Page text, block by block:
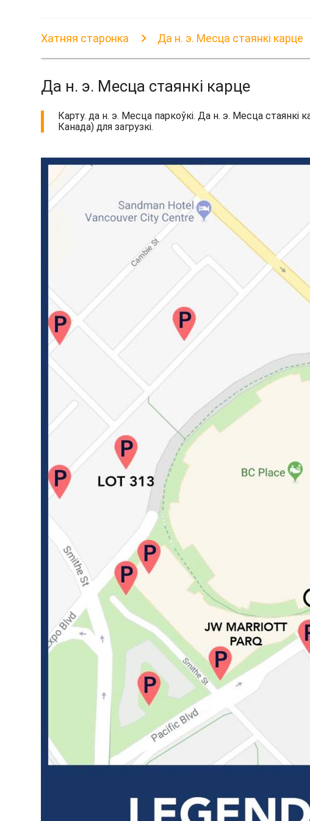
Хатняя старонка Да н. э. Месца стаянкі карце
Да н. э. Месца стаянкі карце
Карту. да н. э. Месца паркоўкі. Да н. э. Месца
Канада) для загрузкі.